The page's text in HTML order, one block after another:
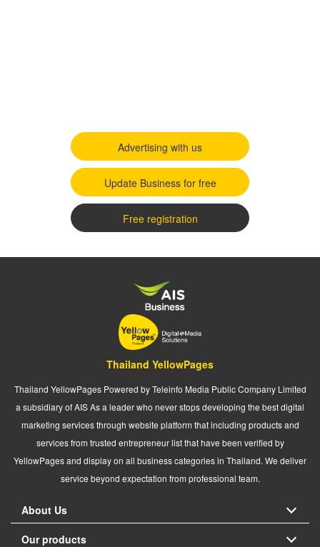
Advertising with us
Update Business for free
Free registration
Thailand YellowPages
Thailand YellowPages Powered by Teleinfo Media Public Company Limited
a subsidiary of AIS As a leader who never stops developing the best digital
marketing services through website platform that including products and
services from trusted entrepreneur list that have been verified by
YellowPages and display on all business categories in Thailand. We deliver
service beyond expectation from professional team.
About Us
Our products